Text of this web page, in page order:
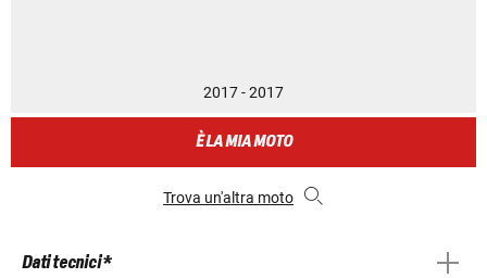
2017 - 2017
È LA MIA MOTO
Trova un'altra moto
Dati tecnici *